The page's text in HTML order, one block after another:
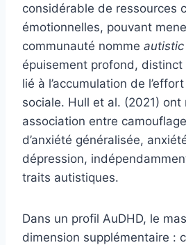
considérable de ressources
émotionnelles, pouvant
communauté nomme
épuisement profond,
lié à l’accumulation de
sociale. Hull et al. (2021) ont
association entre
d’anxiété généralisée,
dépression,
traits autistiques.
Dans un profil AuDHD, le
dimension supplémentaire :